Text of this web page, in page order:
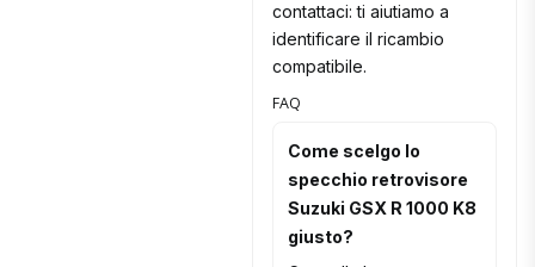
contattaci: ti aiutiamo a
identificare il ricambio
compatibile.
FAQ
Come scelgo lo
specchio retrovisore
Suzuki GSX R 1000 K8
giusto?